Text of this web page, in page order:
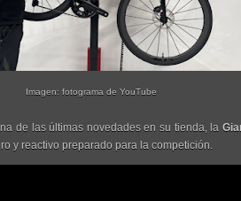
Imagen: fotograma de YouTube
de las últimas novedades en su tienda, la
y reactivo preparado para la competición.